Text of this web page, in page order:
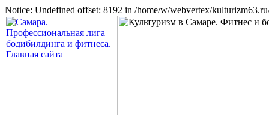
Notice: Undefined offset: 8192 in /home/w/webvertex/